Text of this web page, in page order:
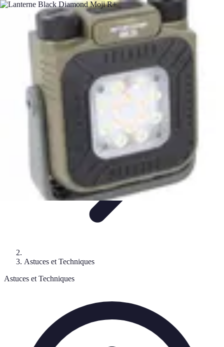
Relaxations Rapides
Techniques de RelaxationConseils PratiquesRoutine
Technologie Routines
Relaxations Rapides
Astuces et Techniques
Astuces et Techniques